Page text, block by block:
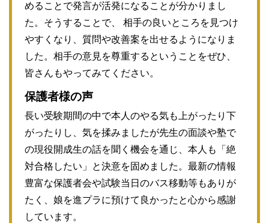
めることで発言が活発になることが分かりまし
た。そうすることで、 相手の良いところを見つけ
やすくなり、質問や改善案を出せるようになりま
した。相手の意見を尊重するということをぜひ、
皆さんもやってみてください。
保護者様の声
長い受験期間の中で本人のやる気も上がったり下
がったりし、気を揉みましたが先生の面談や塾で
の現役開成生の話を聞く機会を通じ、本人も「絶
対合格したい」と決意を固めました。最新の情報
豊富な保護者会や試験当日のバス移動等もありが
たく、娘を進プラに預けて良かったと心から感謝
しています。